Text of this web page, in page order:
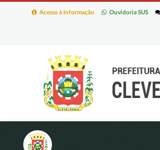
Ouvidoria SUS
Acesso à Informação